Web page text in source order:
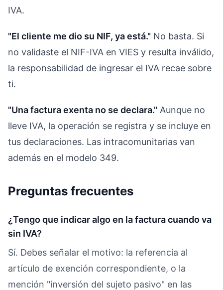
IVA.
"El cliente me dio su NIF, ya está." No basta. Si
no validaste el NIF-IVA en VIES y resulta inválido,
la responsabilidad de ingresar el IVA recae sobre
ti.
"Una factura exenta no se declara." Aunque no
lleve IVA, la operación se registra y se incluye en
tus declaraciones. Las intracomunitarias van
además en el modelo 349.
Preguntas frecuentes
¿Tengo que indicar algo en la factura cuando va
sin IVA?
Sí. Debes señalar el motivo: la referencia al
artículo de exención correspondiente, o la
mención "inversión del sujeto pasivo" en las